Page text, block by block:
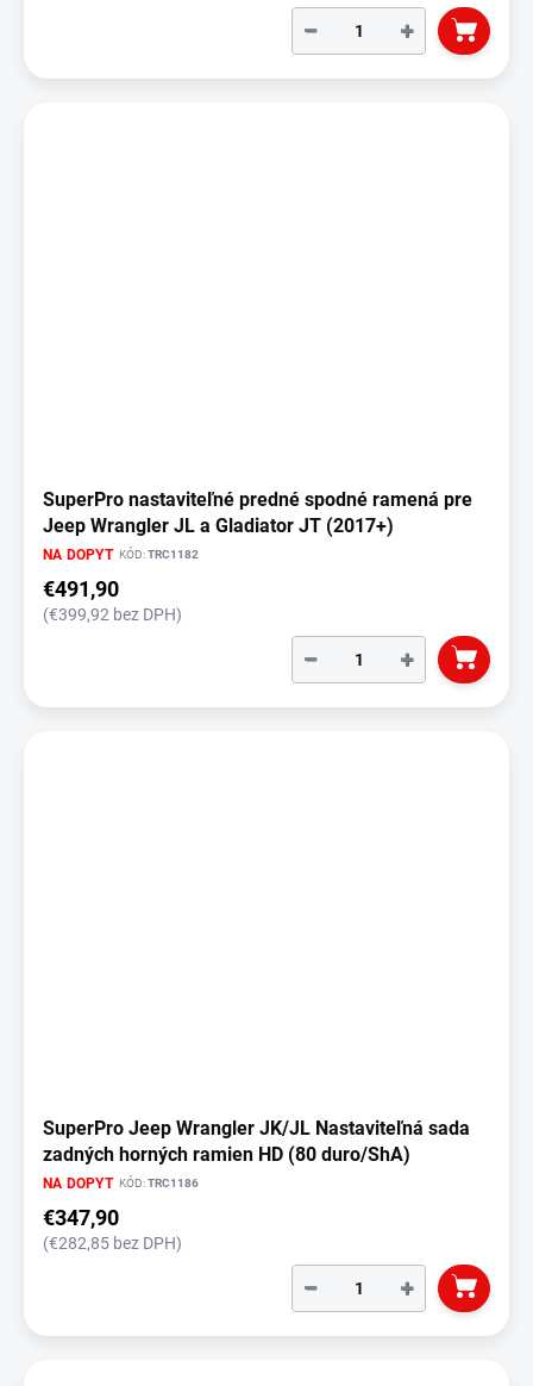
+
−
SuperPro nastaviteľné predné spodné ramená pre
Jeep Wrangler JL a Gladiator JT (2017+)
NA DOPYT KÓD:TRC1182
€491,90
(€399,92 bez DPH)
+
−
SuperPro Jeep Wrangler JK/JL Nastaviteľná sada
zadných horných ramien HD (80 duro/ShA)
NA DOPYT KÓD:TRC1186
€347,90
(€282,85 bez DPH)
+
−